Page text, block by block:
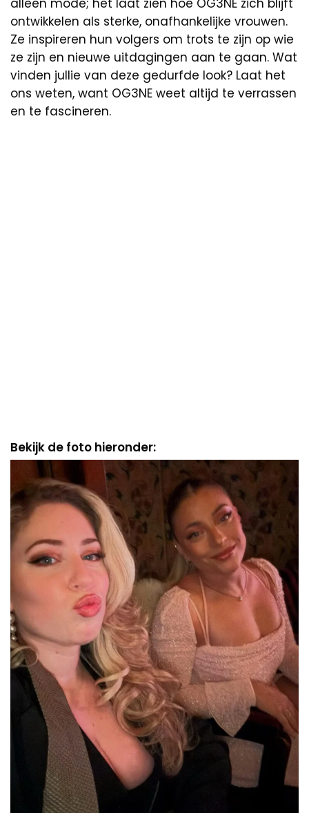
ontwikkelen als sterke, onafhankelijke vrouwen.
Ze inspireren hun volgers om trots te zijn op wie
ze zijn en nieuwe uitdagingen aan te gaan. Wat
vinden jullie van deze gedurfde look? Laat het
ons weten, want OG3NE weet altijd te verrassen
en te fascineren.
Bekijk de foto hieronder: